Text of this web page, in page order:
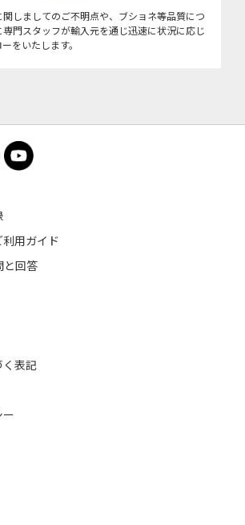
しましてのご不明点や、ブショネ等品質につ
専門スタッフが輸入元を通じ迅速に状況に応じ
をいたします。
用ガイド
回答
表記